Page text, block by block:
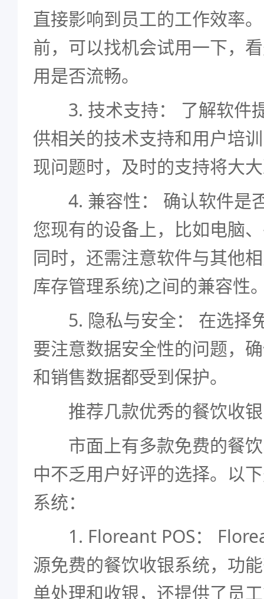
直接影响到员工的工作效率
前，可以找机会试用一下，
用是否流畅。
3. 技术支持： 了解软件
供相关的技术支持和用户培
现问题时，及时的支持将大
4. 兼容性： 确认软件是
您现有的设备上，比如电脑
同时，还需注意软件与其他
库存管理系统)之间的兼容性
5. 隐私与安全： 在选择
要注意数据安全性的问题，
和销售数据都受到保护。
推荐几款优秀的餐饮收银
市面上有多款免费的餐饮
中不乏用户好评的选择。以
系统：
1. Floreant POS：
源免费的餐饮收银系统，功
单处理和收银，还提供了员